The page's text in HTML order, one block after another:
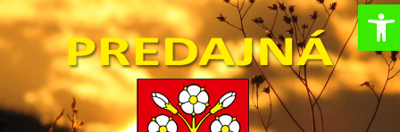
Preskočiť
na
obsah
Preskočiť
na
ľavý
Preskočiť
na
pätičku